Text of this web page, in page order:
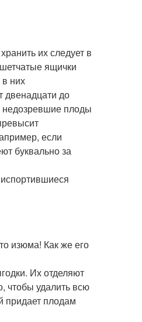
их следует в
ящички
них
двенадцати до
недозревшие плоды
если
буквально за
изюма! Как же его
Их отделяют
чтобы удалить всю
придает плодам